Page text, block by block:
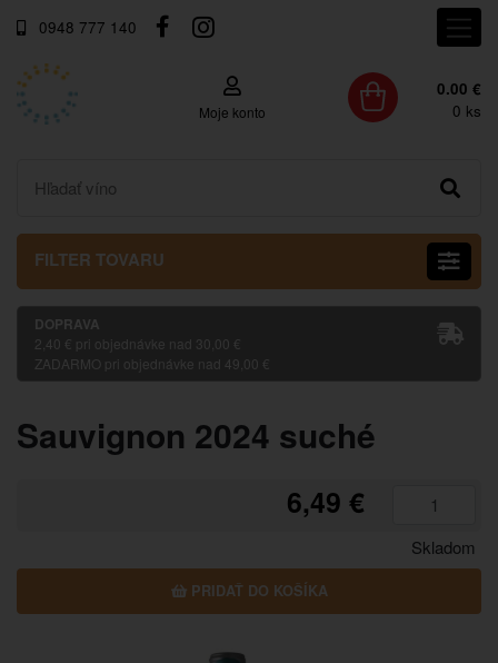
0948 777 140
Moje konto
0.00 €
0 ks
FILTER TOVARU
DOPRAVA
2,40 € pri objednávke nad 30,00 €
ZADARMO pri objednávke nad 49,00 €
Sauvignon 2024 suché
6,49 €
PRIDAŤ DO KOŠÍKA
Skladom